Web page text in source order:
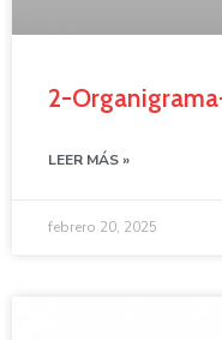
2-
LEER MÁS »
febrero 20, 2025